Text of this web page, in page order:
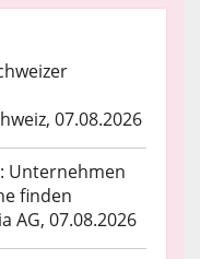
07.08.2026
Unternehmen
finden
AG, 07.08.2026